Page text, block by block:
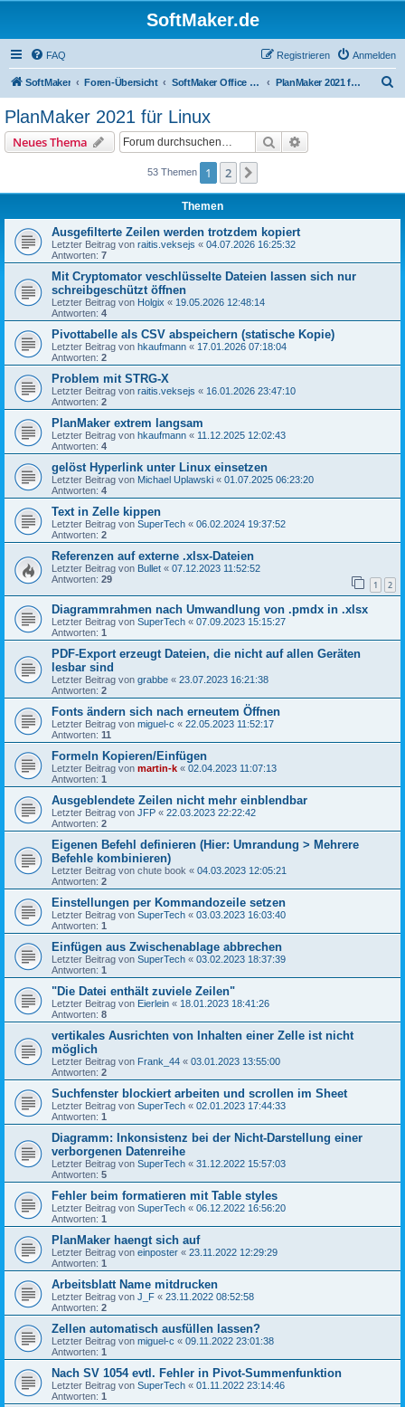
SoftMaker.de
FAQ Anmelden
Registrieren
SoftMaker Foren-Übersicht SoftMaker Office 2021 für Linux PlanMaker 2021 für Linux
PlanMaker 2021 für Linux
Neues Thema Suche
53 Themen 1 2
Themen
Ausgefilterte Zeilen werden trotzdem kopiert
Letzter Beitrag von raitis.veksejs « 04.07.2026 16:25:32
Antworten: 7
Mit Cryptomator veschlüsselte Dateien lassen sich nur
schreibgeschützt öffnen
Letzter Beitrag von Holgix « 19.05.2026 12:48:14
Antworten: 4
Pivottabelle als CSV abspeichern (statische Kopie)
Letzter Beitrag von hkaufmann « 17.01.2026 07:18:04
Antworten: 2
Problem mit STRG-X
Letzter Beitrag von raitis.veksejs « 16.01.2026 23:47:10
Antworten: 2
PlanMaker extrem langsam
Letzter Beitrag von hkaufmann « 11.12.2025 12:02:43
Antworten: 4
gelöst Hyperlink unter Linux einsetzen
Letzter Beitrag von Michael Uplawski « 01.07.2025 06:23:20
Antworten: 4
Text in Zelle kippen
Letzter Beitrag von SuperTech « 06.02.2024 19:37:52
Antworten: 2
Referenzen auf externe .xlsx-Dateien
Letzter Beitrag von Bullet « 07.12.2023 11:52:52
Antworten: 29 1 2
Diagrammrahmen nach Umwandlung von .pmdx in .xlsx
Letzter Beitrag von SuperTech « 07.09.2023 15:15:27
Antworten: 1
PDF-Export erzeugt Dateien, die nicht auf allen Geräten
lesbar sind
Letzter Beitrag von grabbe « 23.07.2023 16:21:38
Antworten: 2
Fonts ändern sich nach erneutem Öffnen
Letzter Beitrag von miguel-c « 22.05.2023 11:52:17
Antworten: 11
Formeln Kopieren/Einfügen
Letzter Beitrag von martin-k « 02.04.2023 11:07:13
Antworten: 1
Ausgeblendete Zeilen nicht mehr einblendbar
Letzter Beitrag von JFP « 22.03.2023 22:22:42
Antworten: 2
Eigenen Befehl definieren (Hier: Umrandung > Mehrere
Befehle kombinieren)
Letzter Beitrag von chute book « 04.03.2023 12:05:21
Antworten: 2
Einstellungen per Kommandozeile setzen
Letzter Beitrag von SuperTech « 03.03.2023 16:03:40
Antworten: 1
Einfügen aus Zwischenablage abbrechen
Letzter Beitrag von SuperTech « 03.02.2023 18:37:39
Antworten: 1
"Die Datei enthält zuviele Zeilen"
Letzter Beitrag von Eierlein « 18.01.2023 18:41:26
Antworten: 8
vertikales Ausrichten von Inhalten einer Zelle ist nicht
möglich
Letzter Beitrag von Frank_44 « 03.01.2023 13:55:00
Antworten: 2
Suchfenster blockiert arbeiten und scrollen im Sheet
Letzter Beitrag von SuperTech « 02.01.2023 17:44:33
Antworten: 1
Diagramm: Inkonsistenz bei der Nicht-Darstellung einer
verborgenen Datenreihe
Letzter Beitrag von SuperTech « 31.12.2022 15:57:03
Antworten: 5
Fehler beim formatieren mit Table styles
Letzter Beitrag von SuperTech « 06.12.2022 16:56:20
Antworten: 1
PlanMaker haengt sich auf
Letzter Beitrag von einposter « 23.11.2022 12:29:29
Antworten: 1
Arbeitsblatt Name mitdrucken
Letzter Beitrag von J_F « 23.11.2022 08:52:58
Antworten: 2
Zellen automatisch ausfüllen lassen?
Letzter Beitrag von miguel-c « 09.11.2022 23:01:38
Antworten: 1
Nach SV 1054 evtl. Fehler in Pivot-Summenfunktion
Letzter Beitrag von SuperTech « 01.11.2022 23:14:46
Antworten: 1